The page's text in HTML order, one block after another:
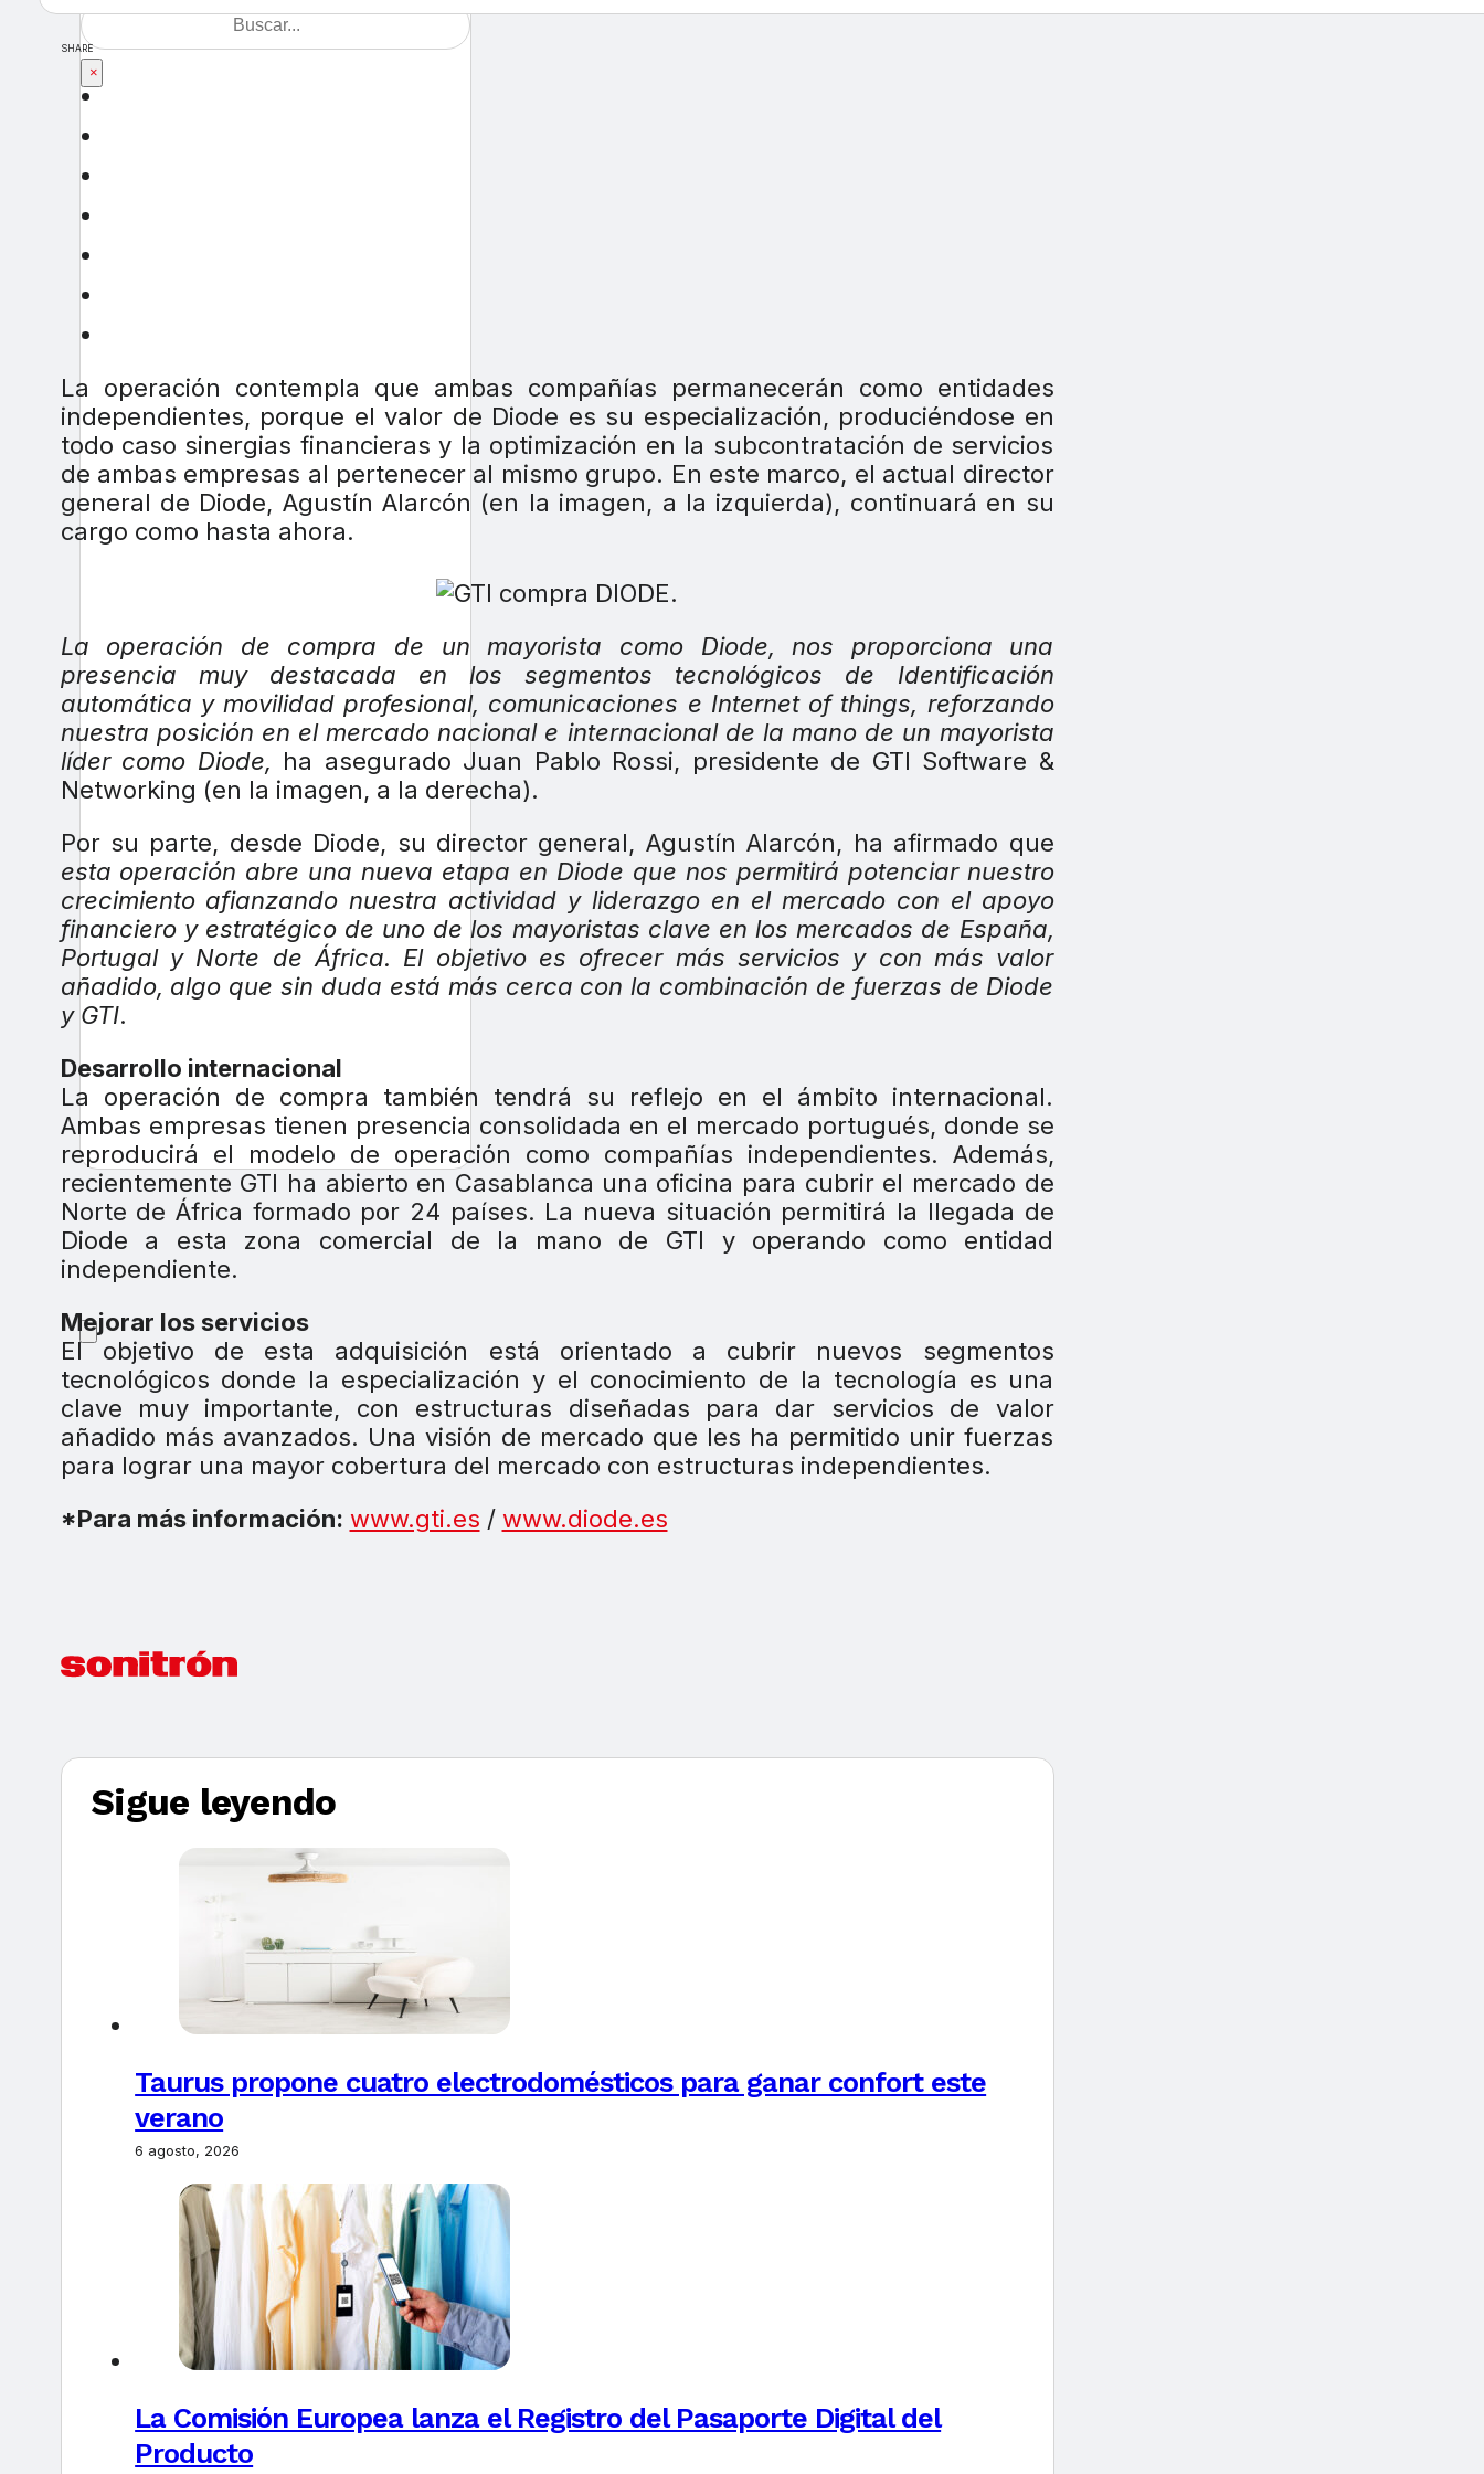
×
SHARE
La operación contempla que ambas compañías permanecerán como entidades
independientes, porque el valor de Diode es su especialización, produciéndose en
todo caso sinergias financieras y la optimización en la subcontratación de servicios
de ambas empresas al pertenecer al mismo grupo. En este marco, el actual director
general de Diode, Agustín Alarcón (en la imagen, a la izquierda), continuará en su
cargo como hasta ahora.
La operación de compra de un mayorista como Diode, nos proporciona una
presencia muy destacada en los segmentos tecnológicos de Identificación
automática y movilidad profesional, comunicaciones e Internet of things, reforzando
nuestra posición en el mercado nacional e internacional de la mano de un mayorista
líder como Diode, ha asegurado Juan Pablo Rossi, presidente de GTI Software &
Networking (en la imagen, a la derecha).
Por su parte, desde Diode, su director general, Agustín Alarcón, ha afirmado que
esta operación abre una nueva etapa en Diode que nos permitirá potenciar nuestro
crecimiento afianzando nuestra actividad y liderazgo en el mercado con el apoyo
financiero y estratégico de uno de los mayoristas clave en los mercados de España,
Portugal y Norte de África. El objetivo es ofrecer más servicios y con más valor
añadido, algo que sin duda está más cerca con la combinación de fuerzas de Diode
y GTI.
Desarrollo internacional
La operación de compra también tendrá su reflejo en el ámbito internacional.
Ambas empresas tienen presencia consolidada en el mercado portugués, donde se
reproducirá el modelo de operación como compañías independientes. Además,
recientemente GTI ha abierto en Casablanca una oficina para cubrir el mercado de
Norte de África formado por 24 países. La nueva situación permitirá la llegada de
Diode a esta zona comercial de la mano de GTI y operando como entidad
independiente.
Mejorar los servicios
El objetivo de esta adquisición está orientado a cubrir nuevos segmentos
tecnológicos donde la especialización y el conocimiento de la tecnología es una
clave muy importante, con estructuras diseñadas para dar servicios de valor
añadido más avanzados. Una visión de mercado que les ha permitido unir fuerzas
para lograr una mayor cobertura del mercado con estructuras independientes.
*Para más información: www.gti.es / www.diode.es
Sigue leyendo
Taurus propone cuatro electrodomésticos para ganar confort este
verano
6 agosto, 2026
La Comisión Europea lanza el Registro del Pasaporte Digital del
Producto